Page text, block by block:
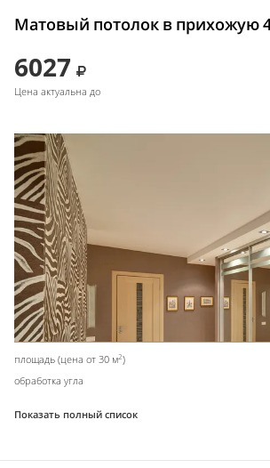
Матовый потолок в прихожую
6027
Цена актуальна до
площадь (цена от 30 м2)
обработка угла
Показать полный список